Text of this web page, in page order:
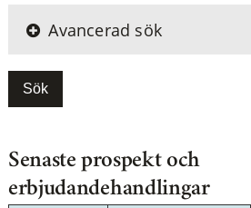
Avancerad sök
Sök
Senaste prospekt och
erbjudandehandlingar